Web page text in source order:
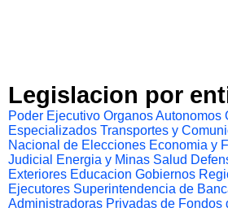
Legislacion por
Poder Ejecutivo Organos Autonomos
Especializados Transportes y
Nacional de Elecciones Economia y
Judicial
Energia y Minas Salud
Exteriores Educacion Gobiernos
Ejecutores Superintendencia de
Administradoras Privadas de Fondos